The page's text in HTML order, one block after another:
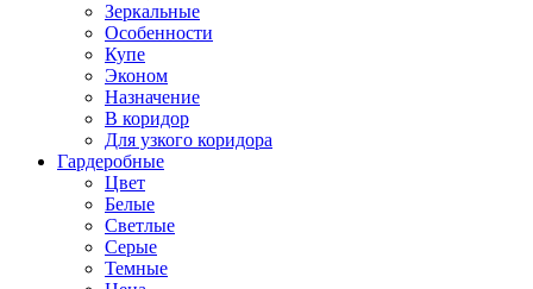
Зеркальные
Особенности
Купе
Эконом
Назначение
В коридор
Для узкого коридора
Гардеробные
Цвет
Белые
Светлые
Серые
Темные